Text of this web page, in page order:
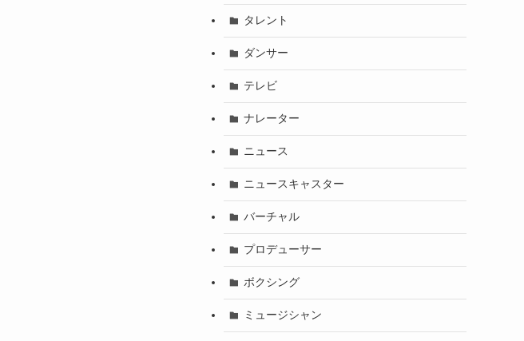
タレント
ダンサー
テレビ
ナレーター
ニュース
ニュースキャスター
バーチャル
プロデューサー
ボクシング
ミュージシャン